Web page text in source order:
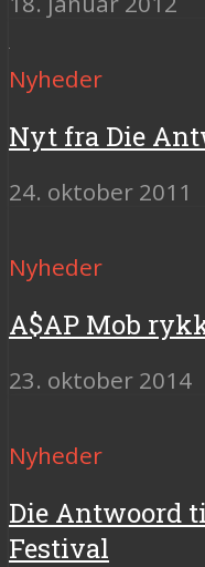
Nyheder
Nyt fra Die
24. oktober 2011
Nyheder
A$AP Mob
23. oktober 2014
Nyheder
Die Antwoord
Festival